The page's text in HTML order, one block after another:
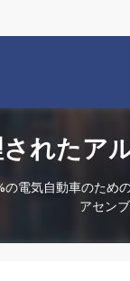
れたア
の電気自動車のため
アセン